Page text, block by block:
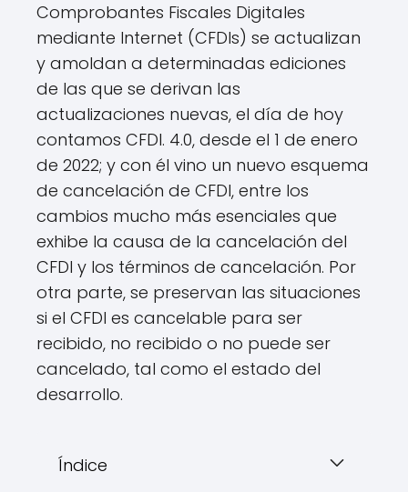
Comprobantes Fiscales Digitales
mediante Internet (CFDIs) se actualizan
y amoldan a determinadas ediciones
de las que se derivan las
actualizaciones nuevas, el día de hoy
contamos CFDI. 4.0, desde el 1 de enero
de 2022; y con él vino un nuevo esquema
de cancelación de CFDI, entre los
cambios mucho más esenciales que
exhibe la causa de la cancelación del
CFDI y los términos de cancelación. Por
otra parte, se preservan las situaciones
si el CFDI es cancelable para ser
recibido, no recibido o no puede ser
cancelado, tal como el estado del
desarrollo.
Índice